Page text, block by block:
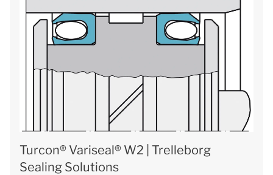
Turcon® Variseal® W2 | Trelleborg
Sealing Solutions